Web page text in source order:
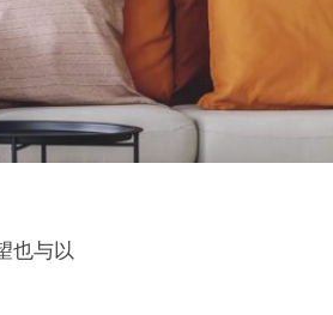
也与以